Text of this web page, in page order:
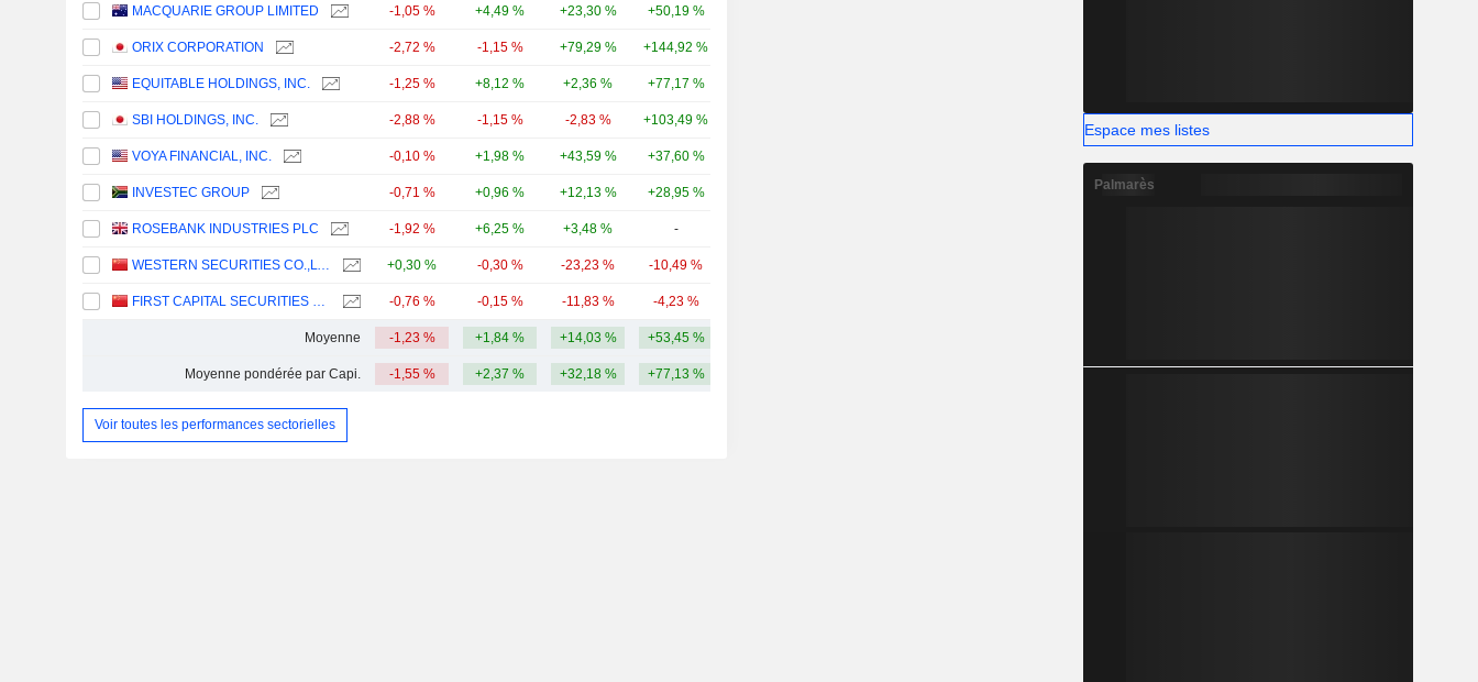
MACQUARIE GROUP LIMITED -1,05 % +4,49 % +23,30 % +50,19 %
ORIX CORPORATION -2,72 % -1,15 % +79,29 % +144,92 %
EQUITABLE HOLDINGS, INC. -1,25 % +8,12 % +2,36 % +77,17 %
SBI HOLDINGS, INC. -2,88 % -1,15 % -2,83 % +103,49 %
VOYA FINANCIAL, INC. -0,10 % +1,98 % +43,59 % +37,60 %
INVESTEC GROUP -0,71 % +0,96 % +12,13 % +28,95 %
ROSEBANK INDUSTRIES PLC -1,92 % +6,25 % +3,48 % -
WESTERN SECURITIES CO.,LTD. +0,30 % -0,30 % -23,23 % -10,49 %
FIRST CAPITAL SECURITIES CO., LTD. -0,76 % -0,15 % -11,83 % -4,23 %
Moyenne -1,23 % +1,84 % +14,03 % +53,45 %
Moyenne pondérée par Capi. -1,55 % +2,37 % +32,18 % +77,13 %
Voir toutes les performances sectorielles
Espace mes listes
Palmarès